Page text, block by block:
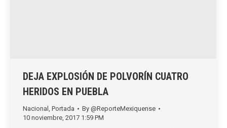
DEJA EXPLOSIÓN DE POLVORÍN CUATRO
HERIDOS EN PUEBLA
Nacional Portada By @ReporteMexiquense
10 noviembre, 2017 1:59 PM